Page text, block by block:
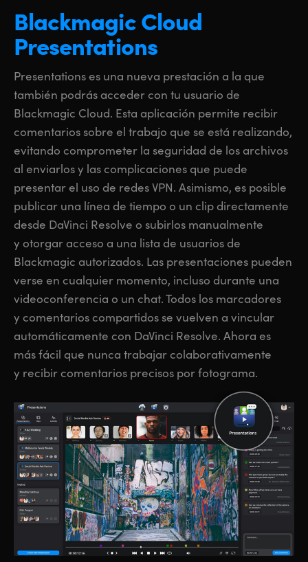
Blackmagic Cloud
Presentations
Presentations es una nueva prestación a la que
también podrás acceder con tu usuario de
Blackmagic Cloud. Esta aplicación permite recibir
comentarios sobre el trabajo que se está realizando,
evitando comprometer la seguridad de los archivos
al enviarlos y las complicaciones que puede
presentar el uso de redes VPN. Asimismo, es posible
publicar una línea de tiempo o un clip directamente
desde DaVinci Resolve o subirlos manualmente
y otorgar acceso a una lista de usuarios de
Blackmagic autorizados. Las presentaciones pueden
verse en cualquier momento, incluso durante una
videoconferencia o un chat. Todos los marcadores
y comentarios compartidos se vuelven a vincular
automáticamente con DaVinci Resolve. Ahora es
más fácil que nunca trabajar colaborativamente
y recibir comentarios precisos por fotograma.